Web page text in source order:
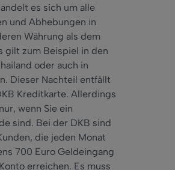
es sich um alle
und Abhebungen in
Währung als dem
gilt zum Beispiel in den
oder auch in
Dieser Nachteil entfällt
Kreditkarte. Allerdings
nur, wenn Sie ein
sind. Bei der DKB sind
die jeden Monat
700 Euro Geldeingang
erreichen. Es muss